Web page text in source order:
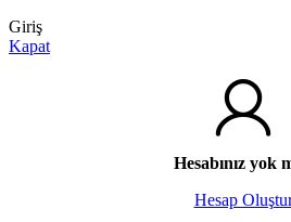
Giriş
Kapat
Hesabınız yok
Hesap